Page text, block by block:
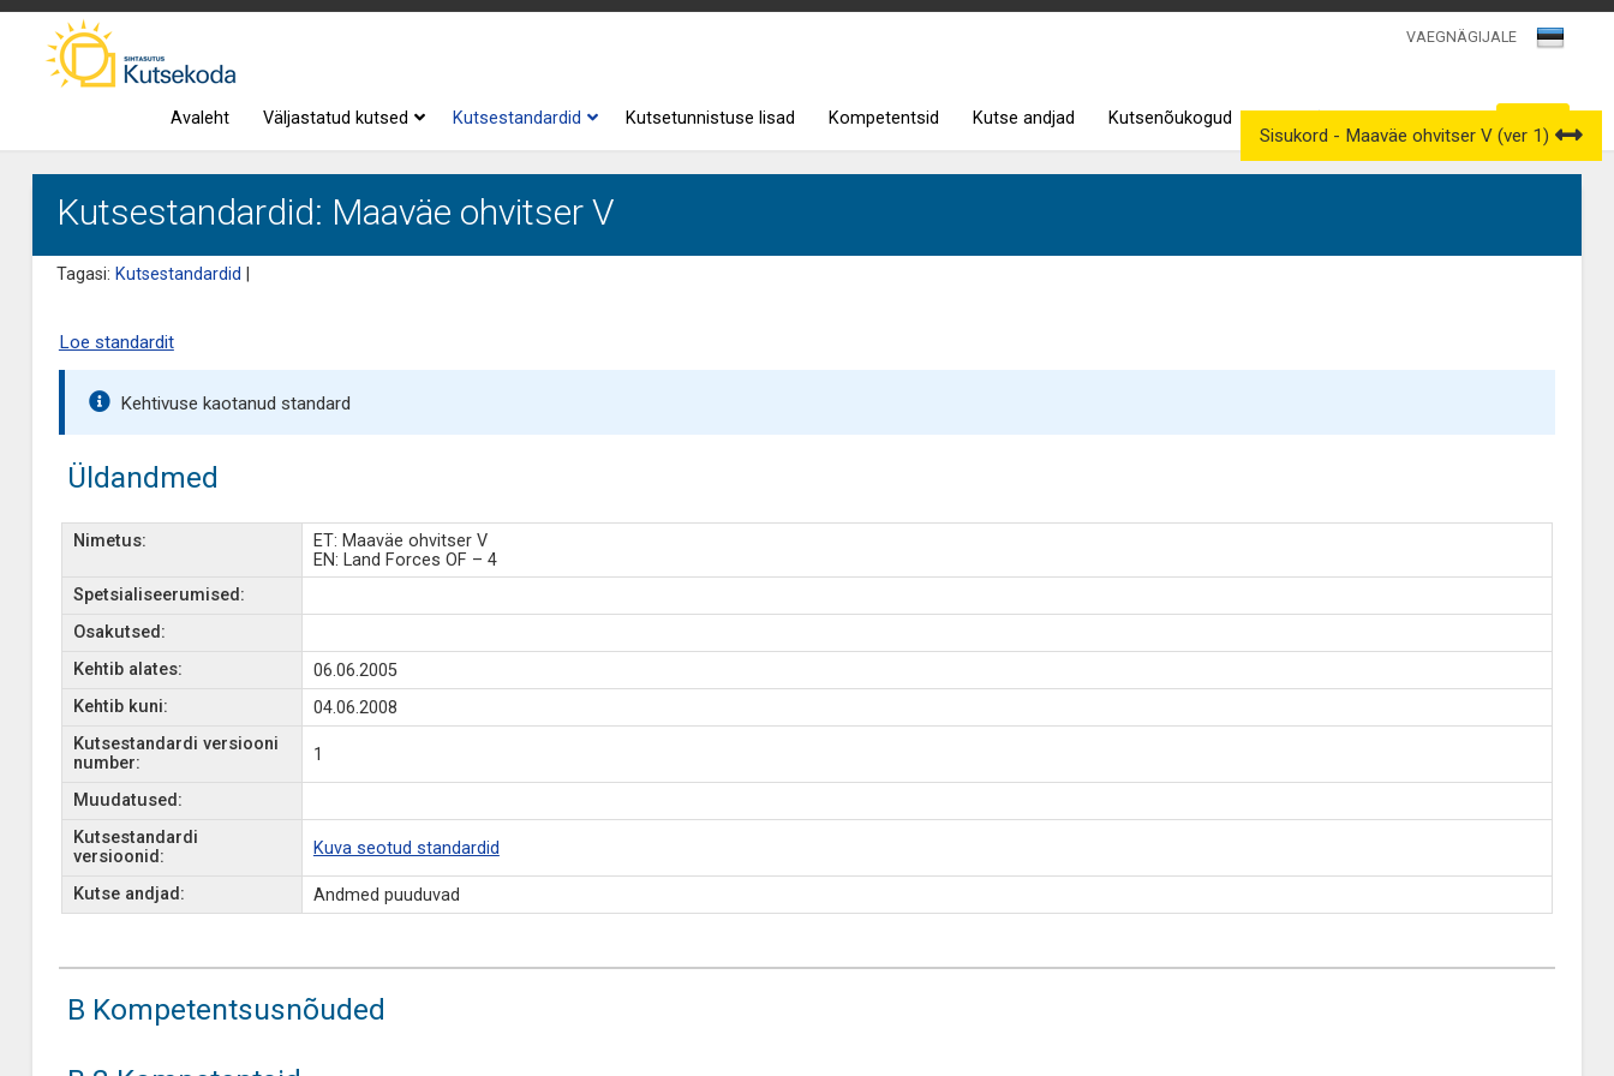
VAEGNÄGIJALE
Avaleht Väljastatud kutsed Kutsestandardid Kutsetunnistuse lisad Kompetentsid Kutse andjad Kutsenõukogud
Kutsestandardid: Maaväe ohvitser V
Tagasi: Kutsestandardid
Sisukord - Maaväe ohvitser V (ver 1)
Loe standardit
Kehtivuse kaotanud standard
Üldandmed
Nimetus:
ET: Maaväe ohvitser V
EN: Land Forces OF – 4
Spetsialiseerumised:
Osakutsed:
Kehtib alates:
06.06.2005
Kehtib kuni:
04.06.2008
Kutsestandardi versiooni
number:
1
Muudatused:
Kutsestandardi
versioonid:
Kuva seotud standardid
Kutse andjad: Andmed puuduvad
B Kompetentsusnõuded